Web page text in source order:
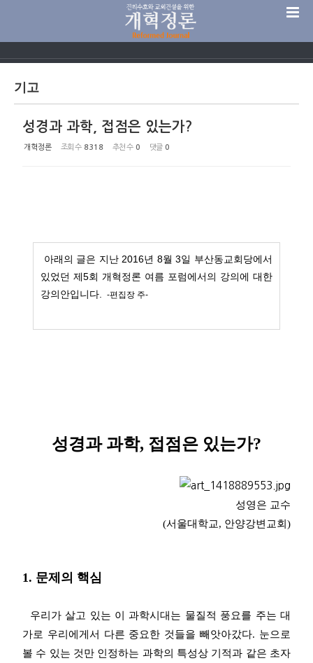
기고
성경과 과학, 접점은 있는가?
개혁정론 조회 수 8318 추천 수 0 댓글 0
아래의 글은 지난 2016년 8월 3일 부산동교회당에서
있었던 제5회 개혁정론 여름 포럼에서의 강의에 대한
강의안입니다.
-편집장 주-
성경과 과학, 접점은 있는가?
성영은 교수
(서울대학교, 안양강변교회)
1. 문제의 핵심
우리가 살고 있는 이 과학시대는 물질적 풍요를 주는 대
가로 우리에게서 다른 중요한 것들을 빼앗아갔다. 눈으로
볼 수 있는 것만 인정하는 과학의 특성상 기적과 같은 초자
Sketchbook5, 스케치북5
Sketchbook5, 스케치북5